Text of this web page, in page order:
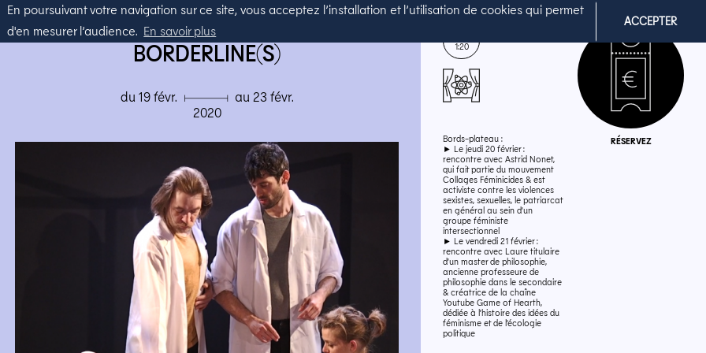
En poursuivant votre navigation sur ce site, vous acceptez l’installation et l’utilisation de cookies qui permet
d'en mesurer l’audience. En savoir plus
ACCEPTER
RÉSERVEZ
THÉÂTRE
BORDERLINE(S)
du 19 févr. ▄ au 23 févr.
2020
1:20
Bords-plateau :
► Le jeudi 20 février :
rencontre avec Astrid Nonet,
qui fait partie du mouvement
Collages Féminicides & est
activiste contre les violences
sexistes, sexuelles, le patriarcat
en général au sein d’un
groupe féministe
intersectionnel
► Le vendredi 21 février :
rencontre avec Laure titulaire
d’un master de philosophie,
ancienne professeure de
philosophie dans le secondaire
& créatrice de la chaîne
Youtube Game of Hearth,
dédiée à l’histoire des idées du
féminisme et de l’écologie
politique